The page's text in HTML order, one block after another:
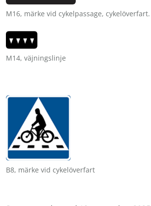
M16, märke vid cykelpassage, cykelöverfart.
M14, väjningslinje
B8, märke vid cykelöverfart